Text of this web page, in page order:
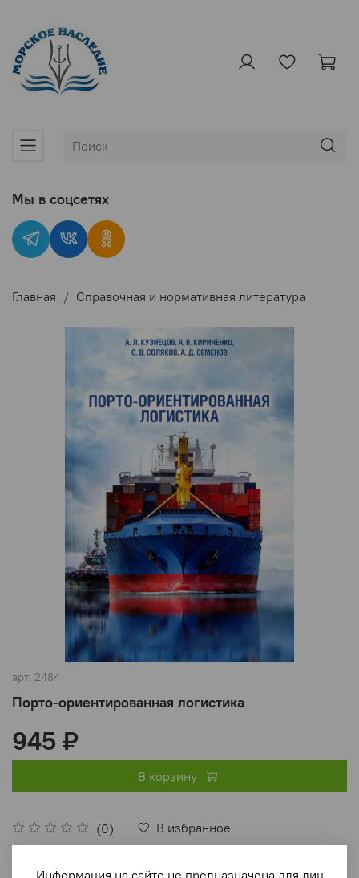
Главная Справочная и нормативная литература
арт. 2484
Порто-ориентированная логистика
(0) В избранное
945 ₽
В корзину
Мы в соцсетях
Информация на сайте не предназначена для лиц